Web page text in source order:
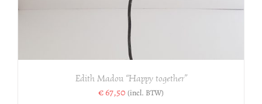
Edith Madou “Happy together”
€67,50 (incl. BTW)